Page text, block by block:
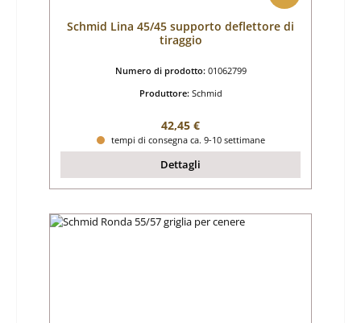
Schmid Lina 45/45 supporto deflettore di
tiraggio
Numero di prodotto: 01062799
Produttore: Schmid
Prezzo normale:
42,45 €
tempi di consegna ca. 9-10 settimane
Dettagli